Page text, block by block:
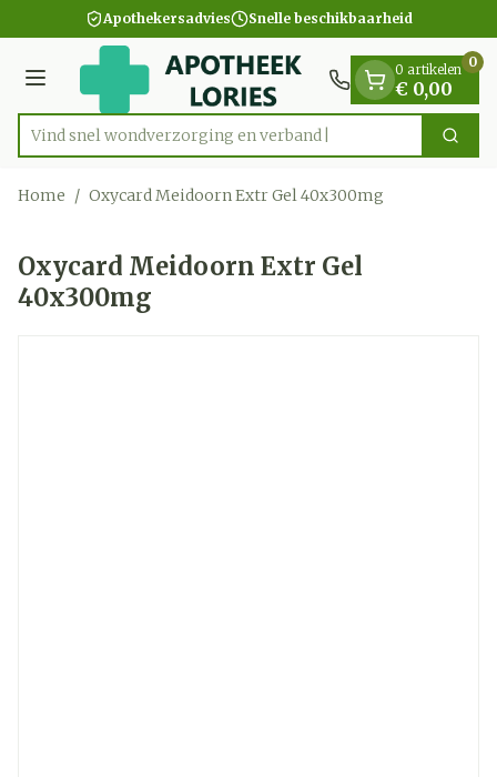
Ga naar de inhoudApothekersadvies Snelle beschikbaarheid
Menu
Product, merk, categorie...
Vind snel wondverzorging en Zoek
0 artikelen
€ 0,00
0
Home / Oxycard Meidoorn Extr Gel 40x300mg
Oxycard Meidoorn Extr Gel
40x300mg